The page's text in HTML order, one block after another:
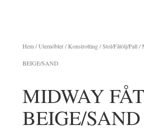
Hem/Utemöbler/Konstrotting/Stol/Fåtölj/Pall/
BEIGE/SAND
MIDWAY
BEIGE/SAND